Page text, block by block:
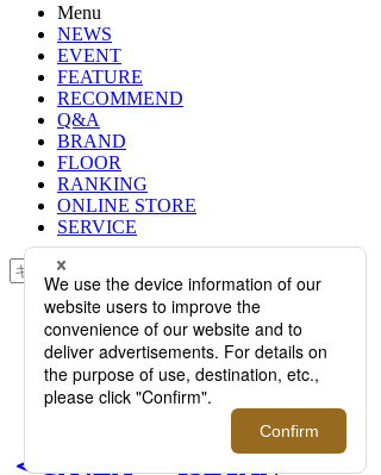
Menu
NEWS
EVENT
FEATURE
RECOMMEND
Q&A
BRAND
FLOOR
RANKING
ONLINE STORE
SERVICE
TOP
PHOTO
＜CA4LA＞×ISETAN MEN‘S 夏本番
を楽しく過ごす必須アイテム「帽
子」をシーン別にご紹介！
＜CA4LA＞×ISETAN